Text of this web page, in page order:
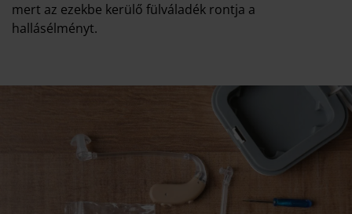
mert az ezekbe kerülő fülváladék rontja a
hallásélményt.